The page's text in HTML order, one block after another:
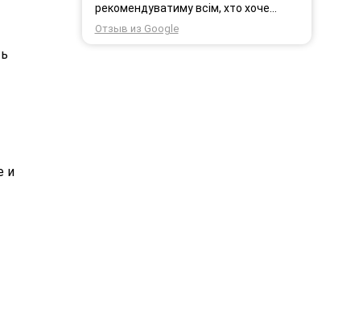
и
рекомендуватиму всім, хто хоче
користуватись безпровідним
Отзыв из Google